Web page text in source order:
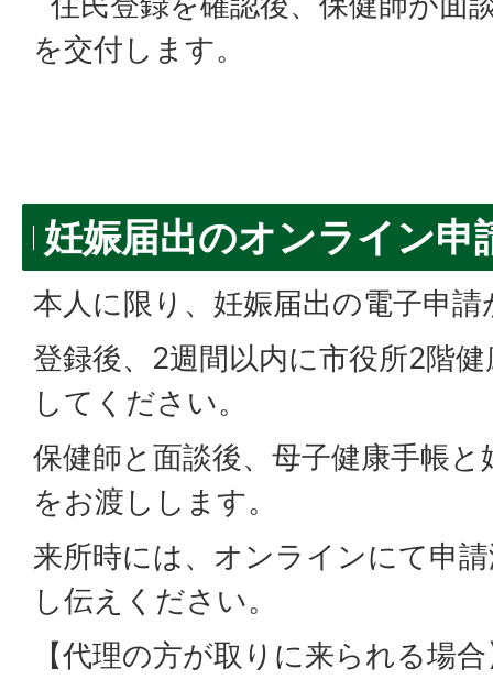
を交付します。
妊娠届出のオンライン申
本人に限り、妊娠届出の電子申
登録後、2週間以内に市役所2階
してください。
保健師と面談後、母子健康手帳
をお渡しします。
来所時には、オンラインにて申
し伝えください。
【代理の方が取りに来られる場